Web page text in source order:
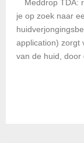
Meddrop TDA:
je op zoek naar
application) zorgt
van de huid, door